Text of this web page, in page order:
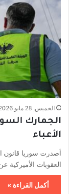
الخميس, 28 مايو 2026, 2:38 م
الجمارك
الأعباء
العقوبات الأميركية
أكمل القراءة »